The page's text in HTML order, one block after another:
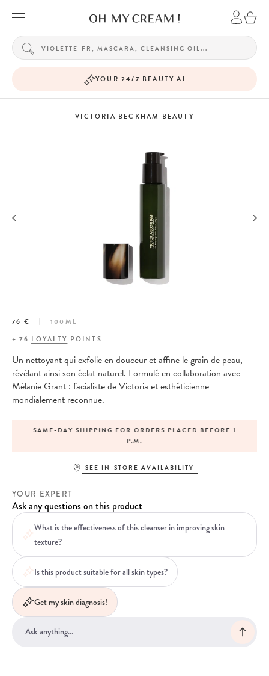
YOUR 24/7 BEAUTY AI
VICTORIA BECKHAM BEAUTY
76 €
100ML
+76 LOYALTY POINTS
Un nettoyant qui exfolie en douceur et affine le grain de peau,
révélant ainsi son éclat naturel. Formulé en collaboration avec
Mélanie Grant : facialiste de Victoria et esthéticienne
mondialement reconnue.
SAME-DAY SHIPPING FOR ORDERS PLACED BEFORE 1
P.M.
SEE IN-STORE AVAILABILITY
YOUR EXPERT
Ask any questions on this product
What is the effectiveness of this cleanser in improving skin
texture?
Is this product suitable for all skin types?
Get my skin diagnosis!